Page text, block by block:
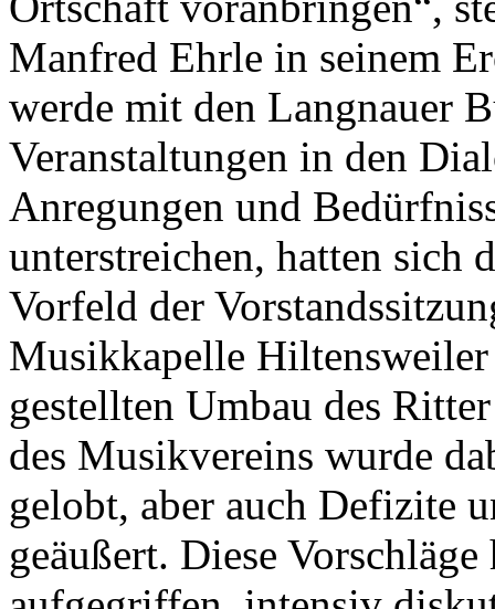
Manfred Ehrle in seinem
werde mit den Langnauer
Veranstaltungen in den
Anregungen und
unterstreichen, hatten sich
Vorfeld der
Musikkapelle
gestellten Umbau des
des Musikvereins wurde
gelobt, aber auch Defizite
geäußert. Diese